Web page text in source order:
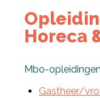
Horeca
Mbo-opleidingen
Gastheer/